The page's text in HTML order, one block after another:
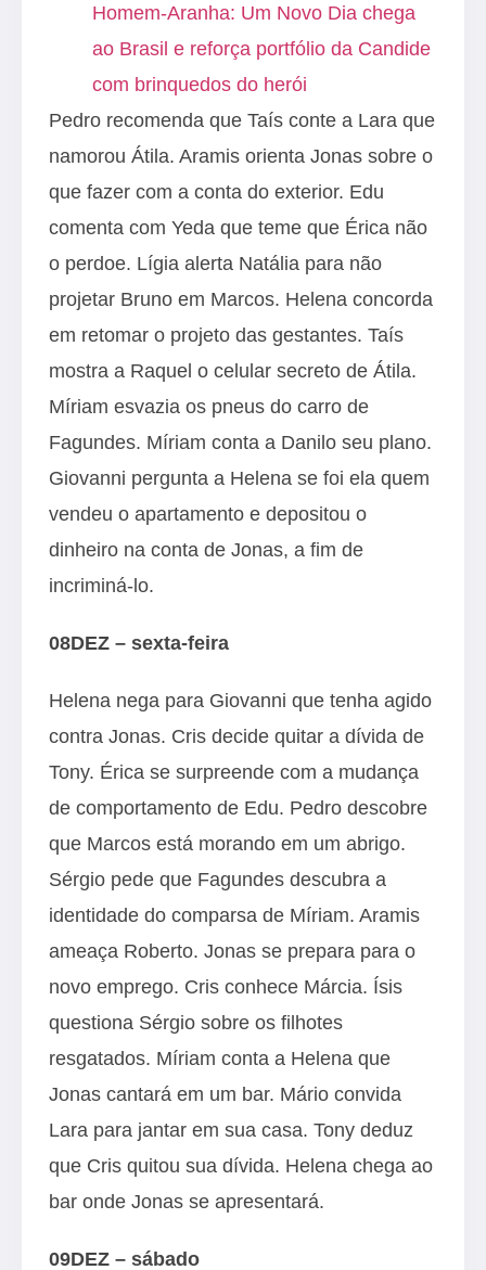
Homem-Aranha: Um Novo Dia chega
ao Brasil e reforça portfólio da Candide
com brinquedos do herói
Pedro recomenda que Taís conte a Lara que
namorou Átila. Aramis orienta Jonas sobre o
que fazer com a conta do exterior. Edu
comenta com Yeda que teme que Érica não
o perdoe. Lígia alerta Natália para não
projetar Bruno em Marcos. Helena concorda
em retomar o projeto das gestantes. Taís
mostra a Raquel o celular secreto de Átila.
Míriam esvazia os pneus do carro de
Fagundes. Míriam conta a Danilo seu plano.
Giovanni pergunta a Helena se foi ela quem
vendeu o apartamento e depositou o
dinheiro na conta de Jonas, a fim de
incriminá-lo.
08DEZ – sexta-feira
Helena nega para Giovanni que tenha agido
contra Jonas. Cris decide quitar a dívida de
Tony. Érica se surpreende com a mudança
de comportamento de Edu. Pedro descobre
que Marcos está morando em um abrigo.
Sérgio pede que Fagundes descubra a
identidade do comparsa de Míriam. Aramis
ameaça Roberto. Jonas se prepara para o
novo emprego. Cris conhece Márcia. Ísis
questiona Sérgio sobre os filhotes
resgatados. Míriam conta a Helena que
Jonas cantará em um bar. Mário convida
Lara para jantar em sua casa. Tony deduz
que Cris quitou sua dívida. Helena chega ao
bar onde Jonas se apresentará.
09DEZ – sábado